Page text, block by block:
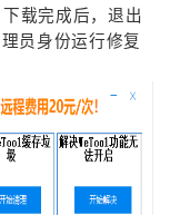
下载完成后，退出
员身份运行修复